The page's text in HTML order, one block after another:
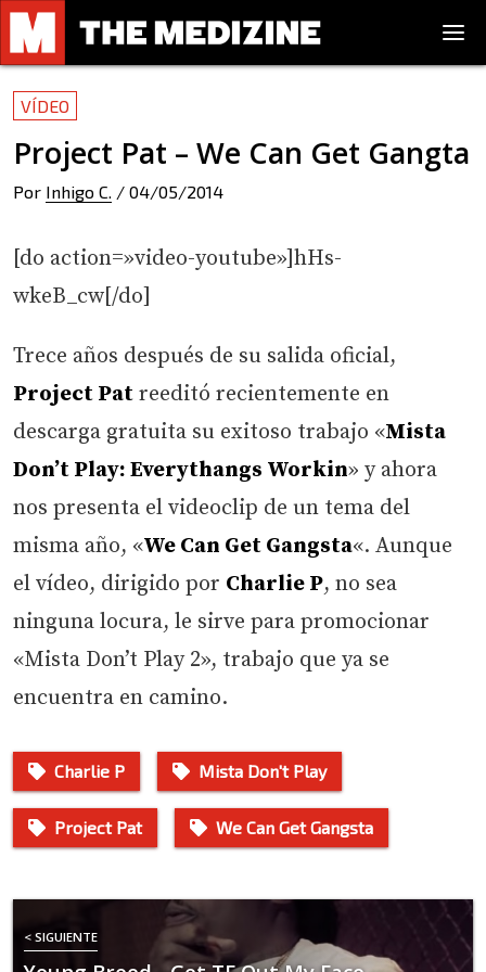
VÍDEO
Project Pat – We Can Get Gangta
Por Inhigo C. / 04/05/2014
[do action=»video-youtube»]hHs-
wkeB_cw[/do]
Trece años después de su salida oficial,
Project Pat reeditó recientemente en
descarga gratuita su exitoso trabajo «Mista
Don’t Play: Everythangs Workin» y ahora
nos presenta el videoclip de un tema del
misma año, «We Can Get Gangsta«. Aunque
el vídeo, dirigido por Charlie P, no sea
ninguna locura, le sirve para promocionar
«Mista Don’t Play 2», trabajo que ya se
encuentra en camino.
Charlie P Mista Don't Play
Project Pat We Can Get Gangsta
< SIGUIENTE